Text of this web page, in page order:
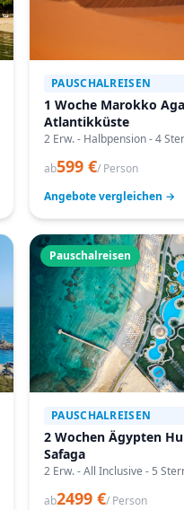
PAUSCHALREISEN
1 Woche Marokko
Atlantikküste
2 Erw. - Halbpension - 4
ab599 €/ Person
Angebote vergleichen →
Pauschalreisen
PAUSCHALREISEN
2 Wochen Ägypten
Safaga
2 Erw. - All Inclusive - 5
ab2499 €/ Person